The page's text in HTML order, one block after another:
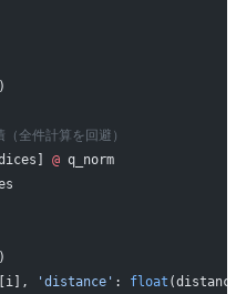
全件計算を回避）
@ q_norm
'distance' : float